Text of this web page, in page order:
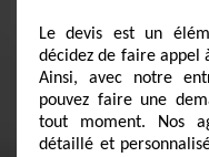
Le devis est un
décidez de faire appel
Ainsi, avec notre
pouvez faire une
tout moment. Nos
détaillé et